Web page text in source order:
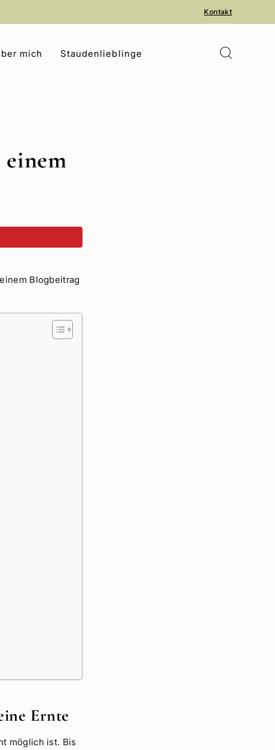
Kontakt
mich Staudenlieblinge
Blogbeitrag
Ernte
möglich ist. Bis